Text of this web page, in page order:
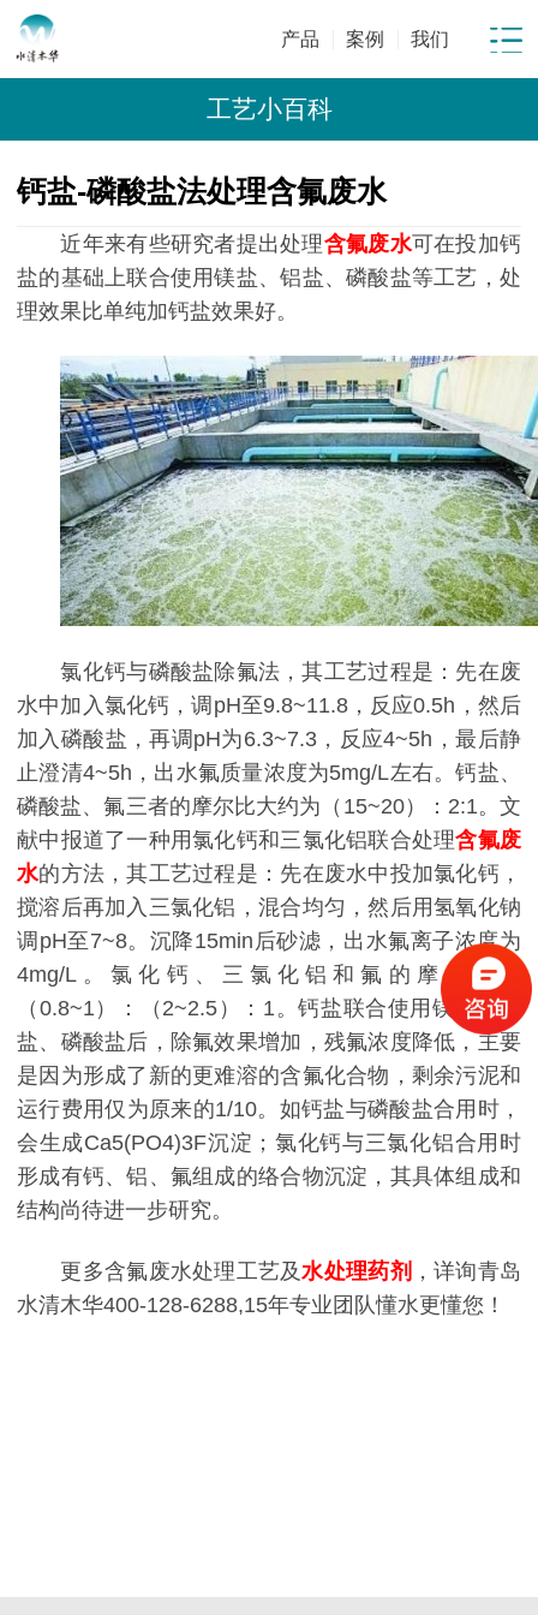
产品 案例 我们
工艺小百科
钙盐-磷酸盐法处理含氟废水
近年来有些研究者提出处理含氟废水可在投加钙
盐的基础上联合使用镁盐、铝盐、磷酸盐等工艺，处
理效果比单纯加钙盐效果好。
氯化钙与磷酸盐除氟法，其工艺过程是：先在废
水中加入氯化钙，调pH至9.8~11.8，反应0.5h，然后
加入磷酸盐，再调pH为6.3~7.3，反应4~5h，最后静
止澄清4~5h，出水氟质量浓度为5mg/L左右。钙盐、
磷酸盐、氟三者的摩尔比大约为（15~20）：2:1。文
献中报道了一种用氯化钙和三氯化铝联合处理含氟废
水的方法，其工艺过程是：先在废水中投加氯化钙，
搅溶后再加入三氯化铝，混合均匀，然后用氢氧化钠
调pH至7~8。沉降15min后砂滤，出水氟离子浓度为
4mg/L。氯化钙、三氯化铝和氟的摩尔比为
（0.8~1）：（2~2.5）：1。钙盐联合使用镁盐、铝
盐、磷酸盐后，除氟效果增加，残氟浓度降低，主要
是因为形成了新的更难溶的含氟化合物，剩余污泥和
运行费用仅为原来的1/10。如钙盐与磷酸盐合用时，
会生成Ca5(PO4)3F沉淀；氯化钙与三氯化铝合用时
形成有钙、铝、氟组成的络合物沉淀，其具体组成和
结构尚待进一步研究。
更多含氟废水处理工艺及水处理药剂 ，详询青岛
水清木华400-128-6288,15年专业团队懂水更懂您！